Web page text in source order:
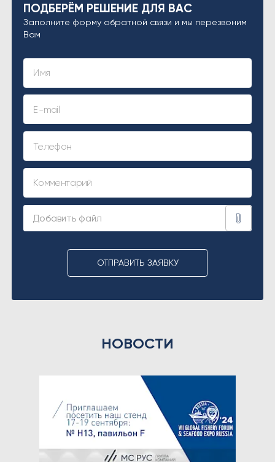
ПОДБЕРЁМ РЕШЕНИЕ ДЛЯ ВАС
Заполните форму обратной связи и мы перезвоним
Вам
ОТПРАВИТЬ ЗАЯВКУ
НОВОСТИ